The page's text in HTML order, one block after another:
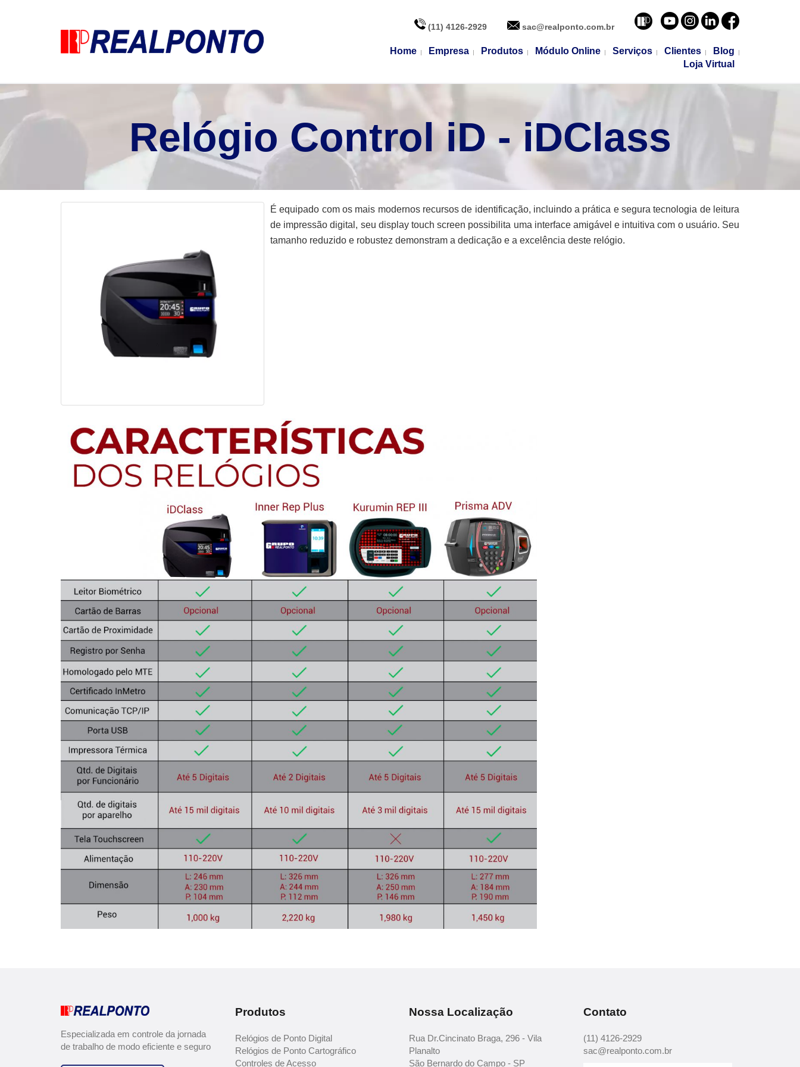
(11) 4126-2929 sac@realponto.com.br
Home Empresa Produtos Módulo Online Serviços Clientes
Blog
Loja Virtual
Relógio Control iD - iDClass
É equipado com os mais modernos recursos de identificação, incluindo a prática e segura tecnologia de leitura
de impressão digital, seu display touch screen possibilita uma interface amigável e intuitiva com o usuário. Seu
tamanho reduzido e robustez demonstram a dedicação e a excelência deste relógio.
Especializada em controle da jornada
de trabalho de modo eficiente e seguro
Produtos
Relógios de Ponto Digital
Relógios de Ponto Cartográfico
Controles de Acesso
Nossa Localização
Rua Dr.Cincinato Braga, 296 - Vila
Planalto
São Bernardo do Campo - SP
Contato
(11) 4126-2929
sac@realponto.com.br